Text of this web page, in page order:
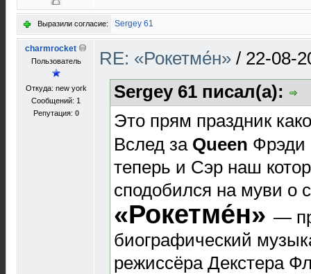
Выразили согласие: Sergey 61
charmrocket
Пользователь
Откуда: new york
Сообщений: 1
Репутация: 0
RE: «Рокетме́н» / 22-08-
Sergey 61 писал(а):
Это прям праздник
Вслед заQueen Фрэди
теперь и Сэр наш
сподобился на муви о
«Рокетме́н» —
биографический
режиссёра Декстера